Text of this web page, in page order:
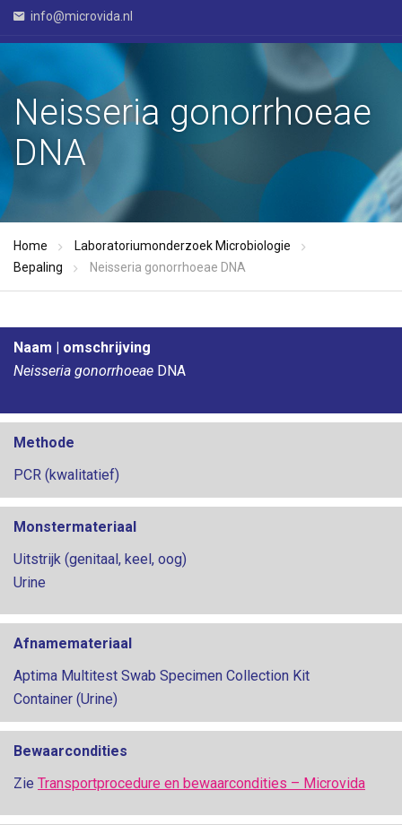
info@microvida.nl
Neisseria gonorrhoeae
DNA
Home
Laboratoriumonderzoek Microbiologie
Bepaling
Neisseria gonorrhoeae DNA
Naam | omschrijving
Neisseria gonorrhoeae DNA
Methode
PCR (kwalitatief)
Monstermateriaal
Uitstrijk (genitaal, keel, oog)
Urine
Afnamemateriaal
Aptima Multitest Swab Specimen Collection Kit
Container (Urine)
Bewaarcondities
Zie Transportprocedure en bewaarcondities – Microvida